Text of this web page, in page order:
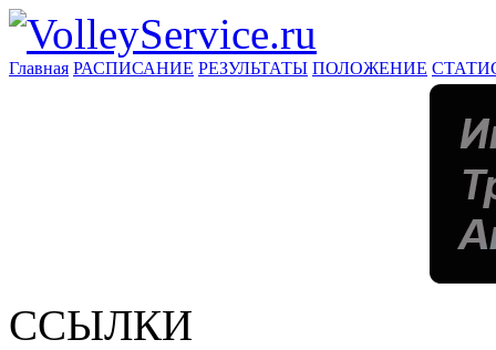
Главная РАСПИСАНИЕ РЕЗУЛЬТАТЫ ПОЛОЖЕНИЕ
ССЫЛКИ